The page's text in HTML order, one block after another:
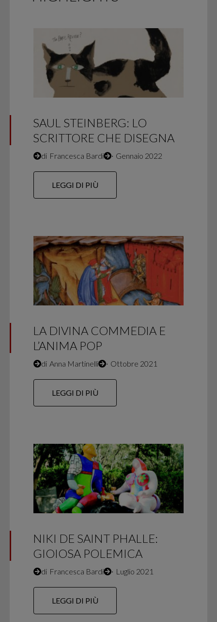
SAUL STEINBERG: LO
SCRITTORE CHE DISEGNA
di Francesca Bardi ∙ Gennaio 2022
LEGGI DI PIÙ
LA DIVINA COMMEDIA E
L’ANIMA POP
di Anna Martinelli ∙ Ottobre 2021
LEGGI DI PIÙ
NIKI DE SAINT PHALLE:
GIOIOSA POLEMICA
di Francesca Bardi ∙ Luglio 2021
LEGGI DI PIÙ